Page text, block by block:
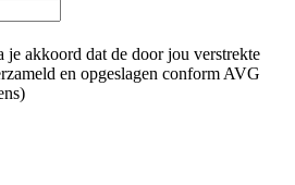
je akkoord dat de door jou verstrekte
en opgeslagen conform AVG